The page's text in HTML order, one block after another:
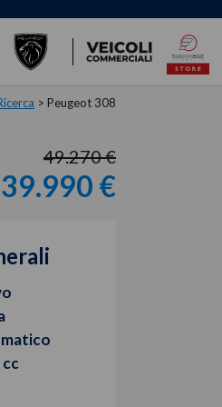
> Peugeot 308
49.270 €
39.990 €